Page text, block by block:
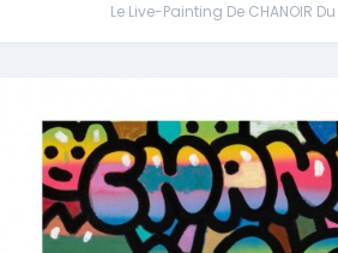
Le Live-Painting De CHANOIR